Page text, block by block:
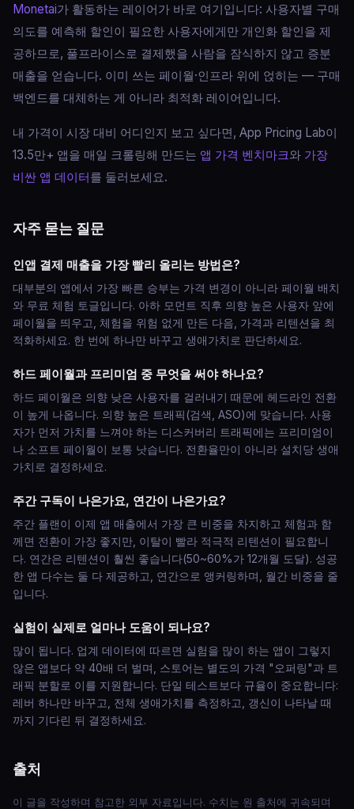
Monetai가 활동하는 레이어가 바로 여기입니다: 사용자별 구매
의도를 예측해 할인이 필요한 사용자에게만 개인화 할인을 제
공하므로, 풀프라이스로 결제했을 사람을 잠식하지 않고 증분
매출을 얻습니다. 이미 쓰는 페이월·인프라 위에 얹히는 — 구매
백엔드를 대체하는 게 아니라 최적화 레이어입니다.
내 가격이 시장 대비 어디인지 보고 싶다면, App Pricing Lab이
13.5만+ 앱을 매일 크롤링해 만드는 앱 가격 벤치마크와 가장
비싼 앱 데이터를 둘러보세요.
자주 묻는 질문
인앱 결제 매출을 가장 빨리 올리는 방법은?
대부분의 앱에서 가장 빠른 승부는 가격 변경이 아니라 페이월 배치
와 무료 체험 토글입니다. 아하 모먼트 직후 의향 높은 사용자 앞에
페이월을 띄우고, 체험을 위험 없게 만든 다음, 가격과 리텐션을 최
적화하세요. 한 번에 하나만 바꾸고 생애가치로 판단하세요.
하드 페이월과 프리미엄 중 무엇을 써야 하나요?
하드 페이월은 의향 낮은 사용자를 걸러내기 때문에 헤드라인 전환
이 높게 나옵니다. 의향 높은 트래픽(검색, ASO)에 맞습니다. 사용
자가 먼저 가치를 느껴야 하는 디스커버리 트래픽에는 프리미엄이
나 소프트 페이월이 보통 낫습니다. 전환율만이 아니라 설치당 생애
가치로 결정하세요.
주간 구독이 나은가요, 연간이 나은가요?
주간 플랜이 이제 앱 매출에서 가장 큰 비중을 차지하고 체험과 함
께면 전환이 가장 좋지만, 이탈이 빨라 적극적 리텐션이 필요합니
다. 연간은 리텐션이 훨씬 좋습니다(50~60%가 12개월 도달). 성공
한 앱 다수는 둘 다 제공하고, 연간으로 앵커링하며, 월간 비중을 줄
입니다.
실험이 실제로 얼마나 도움이 되나요?
많이 됩니다. 업계 데이터에 따르면 실험을 많이 하는 앱이 그렇지
않은 앱보다 약 40배 더 벌며, 스토어는 별도의 가격 "오퍼링"과 트
래픽 분할로 이를 지원합니다. 단일 테스트보다 규율이 중요합니다:
레버 하나만 바꾸고, 전체 생애가치를 측정하고, 갱신이 나타날 때
까지 기다린 뒤 결정하세요.
출처
이 글을 작성하며 참고한 외부 자료입니다. 수치는 원 출처에 귀속되며